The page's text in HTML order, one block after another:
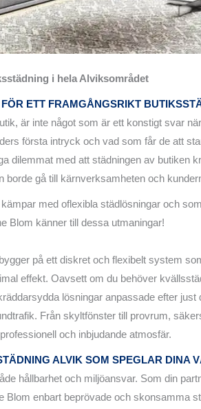
i hela Alviksområdet
ETT FRAMGÅNGSRIKT
är inte något som är ett konstigt svar
första intryck och vad som får de att
dilemmat med att städningen av butiken
borde gå till kärnverksamheten och
med oflexibla städlösningar och
Blom känner till dessa utmaningar!
på ett diskret och flexibelt system
effekt. Oavsett om du behöver
lösningar anpassade efter just
Från skyltfönster till provrum,
och inbjudande atmosfär.
ALVIK SOM SPEGLAR DINA
hållbarhet och miljöansvar. Som din
Blom enbart beprövade och skonsamma